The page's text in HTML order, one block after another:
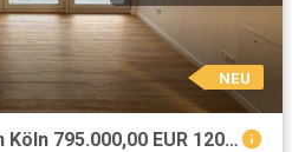
NEU
Wohnung zum Kaufen in Köln 795.000,00 EUR 120 m²